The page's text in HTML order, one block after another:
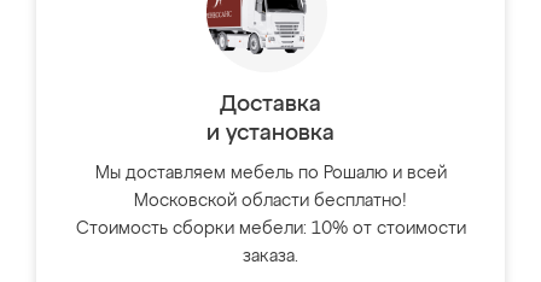
Доставка
и установка
Мы доставляем мебель по Рошалю и всей
Московской области бесплатно!
Стоимость сборки мебели: 10% от стоимости
заказа.